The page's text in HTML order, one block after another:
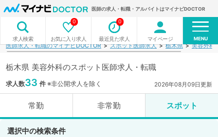
医師の求人・転職・アルバイトはマイナビDOCTOR
求人検索 お気に入り求人
0
最近見た求人
0
マイページ MENU
医師求人・転職のマイナビDOCTOR スポット医師求人 栃木県 美容外科
栃木県 美容外科のスポット医師求人・転職
求人数33 件※非公開求人を除く 2026年08月09日更新
常勤 非常勤 スポット
選択中の検索条件